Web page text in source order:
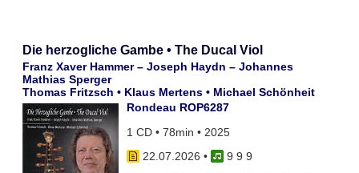
Die herzogliche Gambe • The Ducal Viol
Franz Xaver Hammer – Joseph Haydn – Johannes
Mathias Sperger
Thomas Fritzsch • Klaus Mertens • Michael Schönheit
Rondeau ROP6287
1 CD • 78min • 2025
22.07.2026 •
9 9 9